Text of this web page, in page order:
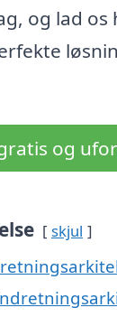
og lad os
og
skjul